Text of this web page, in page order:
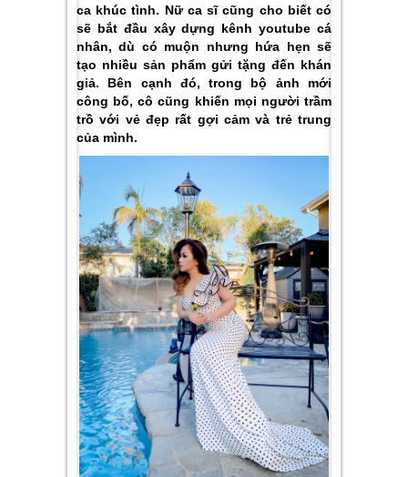
ca khúc tình. Nữ ca sĩ cũng cho biết có
sẽ bắt đầu xây dựng kênh youtube cá
nhân, dù có muộn nhưng hứa hẹn sẽ
tạo nhiều sản phẩm gửi tặng đến khán
giả. Bên cạnh đó, trong bộ ảnh mới
công bố, cô cũng khiến mọi người trầm
trồ với vẻ đẹp rất gợi cảm và trẻ trung
của mình.